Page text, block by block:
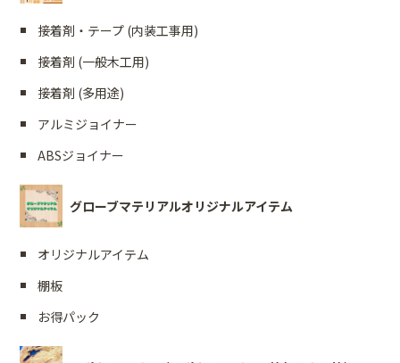
接着剤・テープ (内装工事用)
接着剤 (一般木工用)
接着剤 (多用途)
アルミジョイナー
ABSジョイナー
グローブマテリアルオリジナルアイテム
オリジナルアイテム
棚板
お得パック